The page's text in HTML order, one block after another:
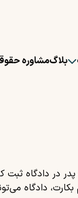
بلاگمشاوره
در دادگاه
دادگاه